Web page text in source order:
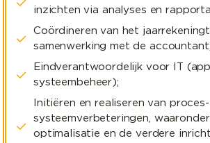
inzichten via analyses en
Coördineren van het
samenwerking met de accountant;
Eindverantwoordelijk voor IT
systeembeheer);
Initiëren en realiseren van proces-
systeemverbeteringen, waaronder
optimalisatie en de verdere